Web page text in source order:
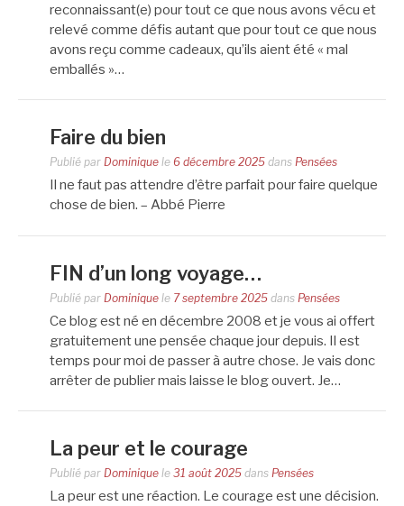
reconnaissant(e) pour tout ce que nous avons vécu et
relevé comme défis autant que pour tout ce que nous
avons reçu comme cadeaux, qu’ils aient été « mal
emballés »…
Faire du bien
Publié par Dominique le 6 décembre 2025 dans Pensées
Il ne faut pas attendre d’être parfait pour faire quelque
chose de bien. – Abbé Pierre
FIN d’un long voyage…
Publié par Dominique le 7 septembre 2025 dans Pensées
Ce blog est né en décembre 2008 et je vous ai offert
gratuitement une pensée chaque jour depuis. Il est
temps pour moi de passer à autre chose. Je vais donc
arrêter de publier mais laisse le blog ouvert. Je…
La peur et le courage
Publié par Dominique le 31 août 2025 dans Pensées
La peur est une réaction. Le courage est une décision.